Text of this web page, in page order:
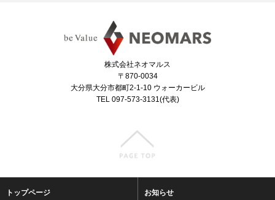
株式会社ネオマルス
〒870-0034
大分県大分市都町2-1-10 ウォーカービル
TEL 097-573-3131(代表)
トップページ お知らせ